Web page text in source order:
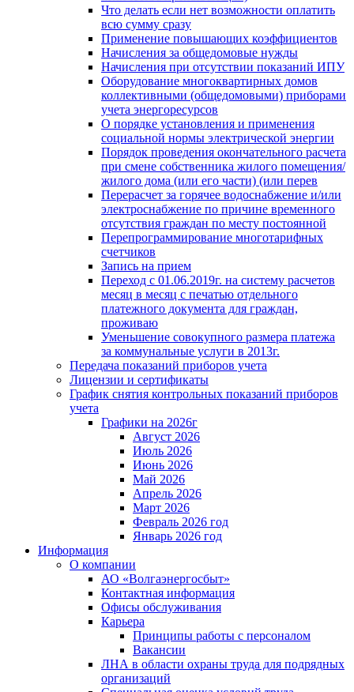
Что делать если нет возможности оплатить
всю сумму сразу
Применение повышающих коэффициентов
Начисления за общедомовые нужды
Начисления при отсутствии показаний ИПУ
Оборудование многоквартирных домов
коллективными (общедомовыми) приборами
учета энергоресурсов
О порядке установления и применения
социальной нормы электрической энергии
Порядок проведения окончательного расчета
при смене собственника жилого помещения/
жилого дома (или его части) (или перев
Перерасчет за горячее водоснабжение и/или
электроснабжение по причине временного
отсутствия граждан по месту постоянной
Перепрограммирование многотарифных
счетчиков
Запись на прием
Переход с 01.06.2019г. на систему расчетов
месяц в месяц с печатью отдельного
платежного документа для граждан,
проживаю
Уменьшение совокупного размера платежа
за коммунальные услуги в 2013г.
Передача показаний приборов учета
Лицензии и сертификаты
График снятия контрольных показаний приборов
учета
Графики на 2026г
Август 2026
Июль 2026
Июнь 2026
Май 2026
Апрель 2026
Март 2026
Февраль 2026 год
Январь 2026 год
Информация
О компании
АО «Волгаэнергосбыт»
Контактная информация
Офисы обслуживания
Карьера
Принципы работы с персоналом
Вакансии
ЛНА в области охраны труда для подрядных
организаций